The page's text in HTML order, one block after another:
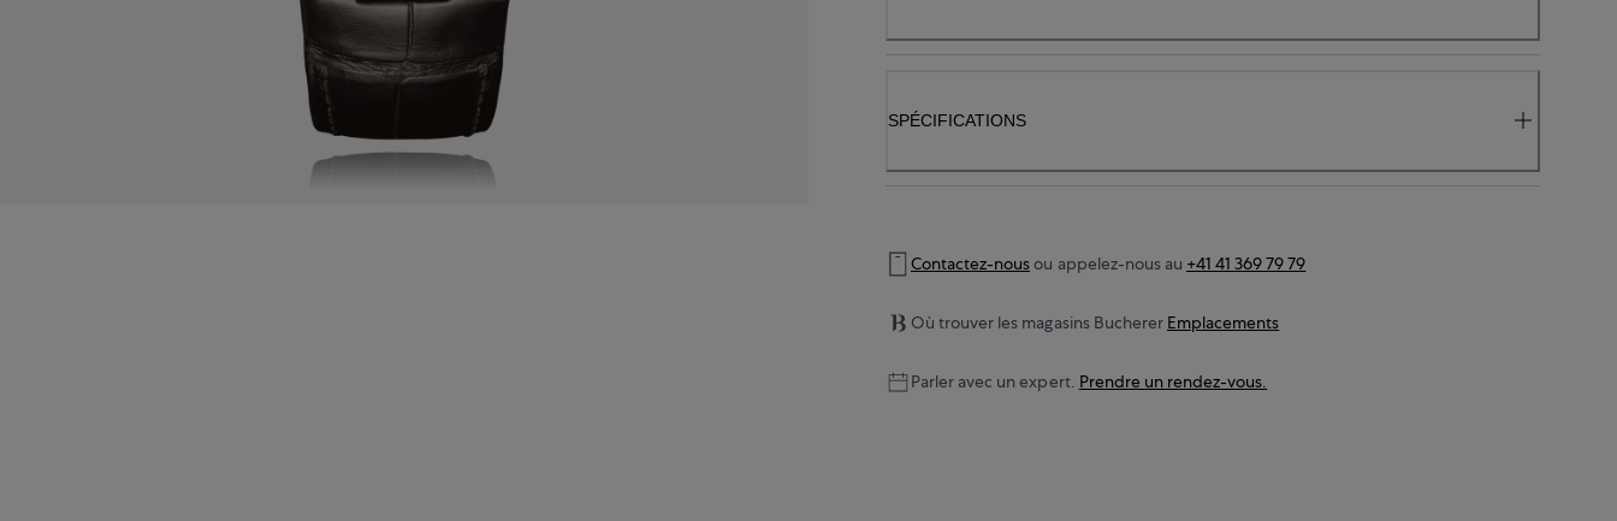
SPÉCIFICATIONS
Contactez-nousou appelez-nous au +41 41 369 79 79
Où trouver les magasins Bucherer Emplacements
Parler avec un expert. Prendre un rendez-vous.